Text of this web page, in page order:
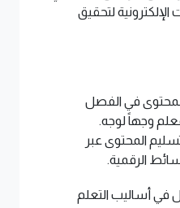
الإلكترونية لتحقيق
المحتوى في الفصل
وجهاً لوجه.
المحتوى عبر
الرقمية.
في أساليب التعلم